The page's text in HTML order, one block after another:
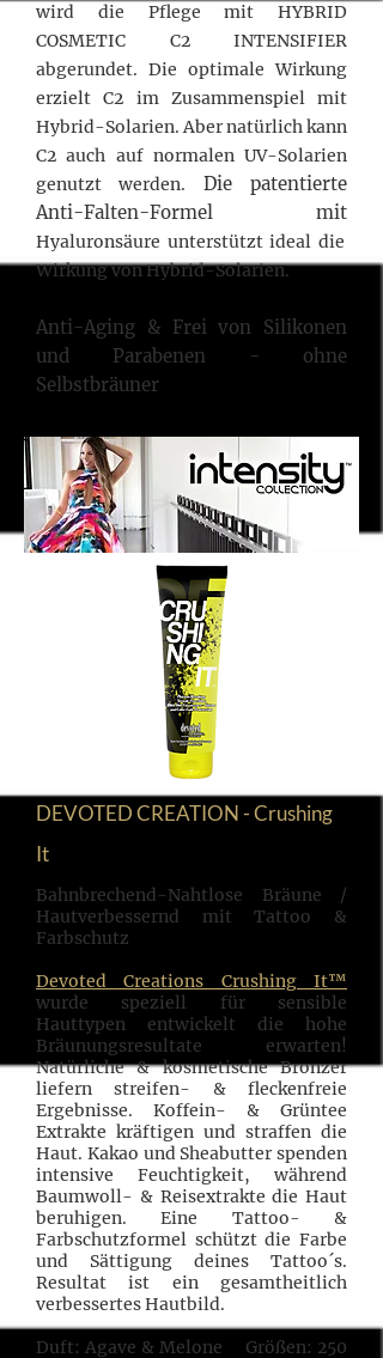
wird die Pflege mit HYBRID
COSMETIC C2 INTENSIFIER
abgerundet. Die optimale Wirkung
erzielt C2 im Zusammenspiel mit
Hybrid-Solarien. Aber natürlich kann
C2 auch auf normalen UV-Solarien
genutzt werden. Die patentierte
Anti-Falten-Formel mit
Hyaluronsäure unterstützt ideal die
Wirkung von Hybrid-Solarien.
Anti-Aging & Frei vo​n Silikonen
und Parabenen - ohne
Selbstbräuner
DEVOTED CREATION - Crushing
It
Bahnbrechend-Nahtlose Bräune /
Hautverbessernd mit Tattoo &
Farbschutz
Devoted Creations Crushing It™
wurde speziell für sensible
Hauttypen entwickelt die hohe
Bräunungsresultate erwarten!
Natürliche & kosmetische Bronzer
liefern streifen- & fleckenfreie
Ergebnisse. Koffein- & Grüntee
Extrakte kräftigen und straffen die
Haut. Kakao und Sheabutter spenden
intensive Feuchtigkeit, während
Baumwoll- & Reisextrakte die Haut
beruhigen. Eine Tattoo- &
Farbschutzformel schützt die Farbe
und Sättigung deines Tattoo´s.
Resultat ist ein gesamtheitlich
verbessertes Hautbild.
Duft: Agave & Melone Größen: 250